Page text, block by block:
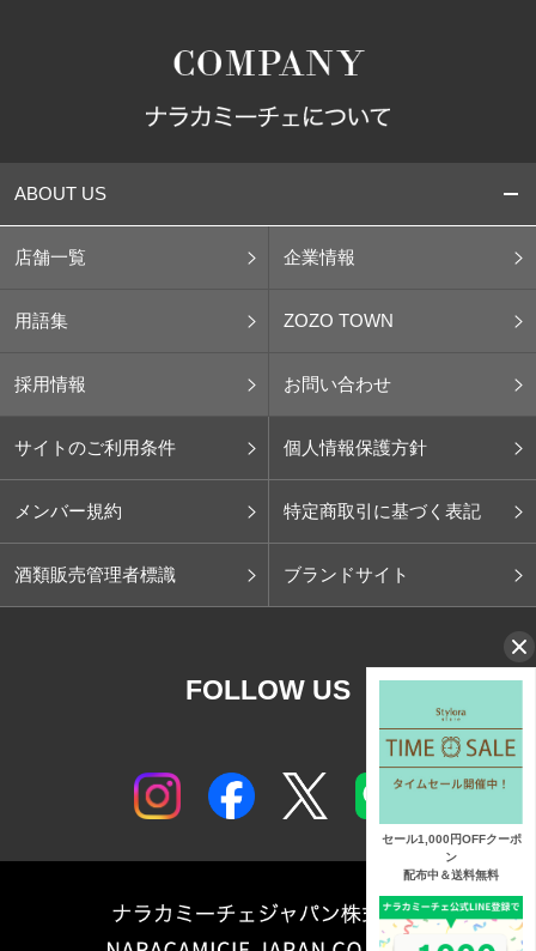
ABOUT US
店舗一覧 企業情報
用語集 ZOZO TOWN
採用情報 お問い合わせ
サイトのご利用条件 個人情報保護方針
メンバー規約 特定商取引に基づく表記
酒類販売管理者標識 ブランドサイト
FOLLOW US
セール1,000円OFFクーポ
ン
配布中＆送料無料